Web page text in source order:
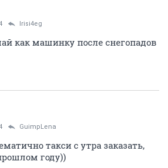
Irisi4eg
как машинку после снегопадов
GuimpLena
такси с утра заказать,
году))